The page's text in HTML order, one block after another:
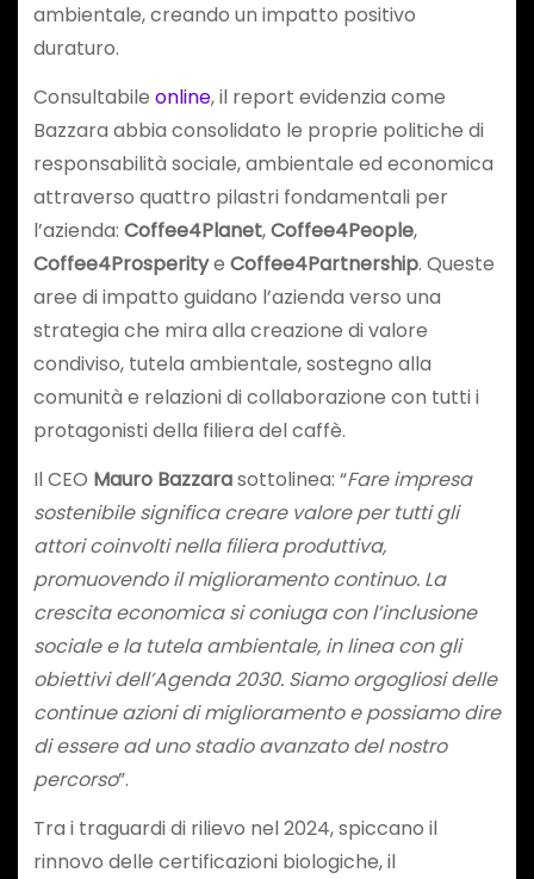
ambientale, creando un impatto positivo
duraturo.
Consultabile online, il report evidenzia come
Bazzara abbia consolidato le proprie politiche di
responsabilità sociale, ambientale ed economica
attraverso quattro pilastri fondamentali per
l’azienda: Coffee4Planet,Coffee4People,
Coffee4Prosperitye Coffee4Partnership. Queste
aree di impatto guidano l’azienda verso una
strategia che mira alla creazione di valore
condiviso, tutela ambientale, sostegno alla
comunità e relazioni di collaborazione con tutti i
protagonisti della filiera del caffè.
Il CEO Mauro Bazzarasottolinea: “Fare impresa
sostenibile significa creare valore per tutti gli
attori coinvolti nella filiera produttiva,
promuovendo il miglioramento continuo. La
crescita economica si coniuga con l’inclusione
sociale e la tutela ambientale, in linea con gli
obiettivi dell’Agenda 2030. Siamo orgogliosi delle
continue azioni di miglioramento e possiamo dire
di essere ad uno stadio avanzato del nostro
percorso”.
Tra i traguardi di rilievo nel 2024, spiccano il
rinnovo delle certificazioni biologiche, il